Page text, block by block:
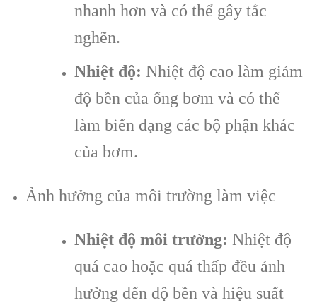
nhanh hơn và có thể gây tắc
nghẽn.
Nhiệt độ: Nhiệt độ cao làm giảm
độ bền của ống bơm và có thể
làm biến dạng các bộ phận khác
của bơm.
Ảnh hưởng của môi trường làm việc
Nhiệt độ môi trường: Nhiệt độ
quá cao hoặc quá thấp đều ảnh
hưởng đến độ bền và hiệu suất